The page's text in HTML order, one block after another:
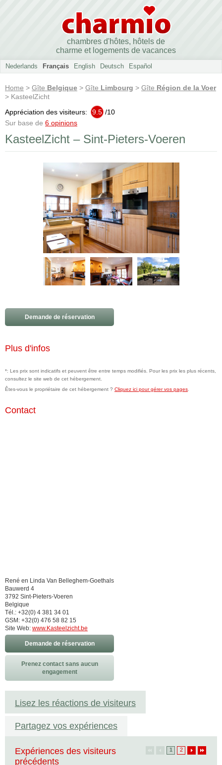
chambres d'hôtes, hôtels de
charme et logements de vacances
Nederlands Français English Deutsch Español
Home > Gîte Belgique > Gîte Limbourg > Gîte Région de la Voer
> KasteelZicht
Appréciation des visiteurs:
9.5 /10
Sur base de 6 opinions
KasteelZicht – Sint-Pieters-Voeren
Demande de réservation
Plus d'infos
*: Les prix sont indicatifs et peuvent être entre temps modifiés. Pour les prix les plus récents,
consultez le site web de cet hébergement.
Êtes-vous le propriétaire de cet hébergement ? Cliquez ici pour gérer vos pages
Contact
René en Linda Van Belleghem-Goethals
Bauwerd 4
3792 Sint-Pieters-Voeren
Belgique
Tél.: +32(0) 4 381 34 01
GSM: +32(0) 476 58 82 15
Site Web: www.Kasteelzicht.be
Demande de réservation
Prenez contact sans aucun
engagement
Lisez les réactions de visiteurs
Partagez vos expériences
1 2
Expériences des visiteurs
précédents